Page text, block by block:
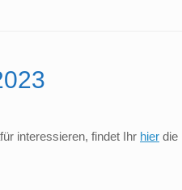
interessieren, findet Ihr hier die